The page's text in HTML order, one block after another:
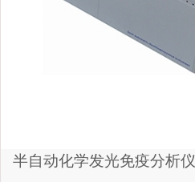
半自动化学发光免疫分析仪